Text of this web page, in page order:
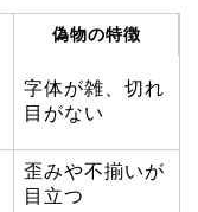
偽物の特徴
字体が雑、切れ
目がない
歪みや不揃いが
目立つ